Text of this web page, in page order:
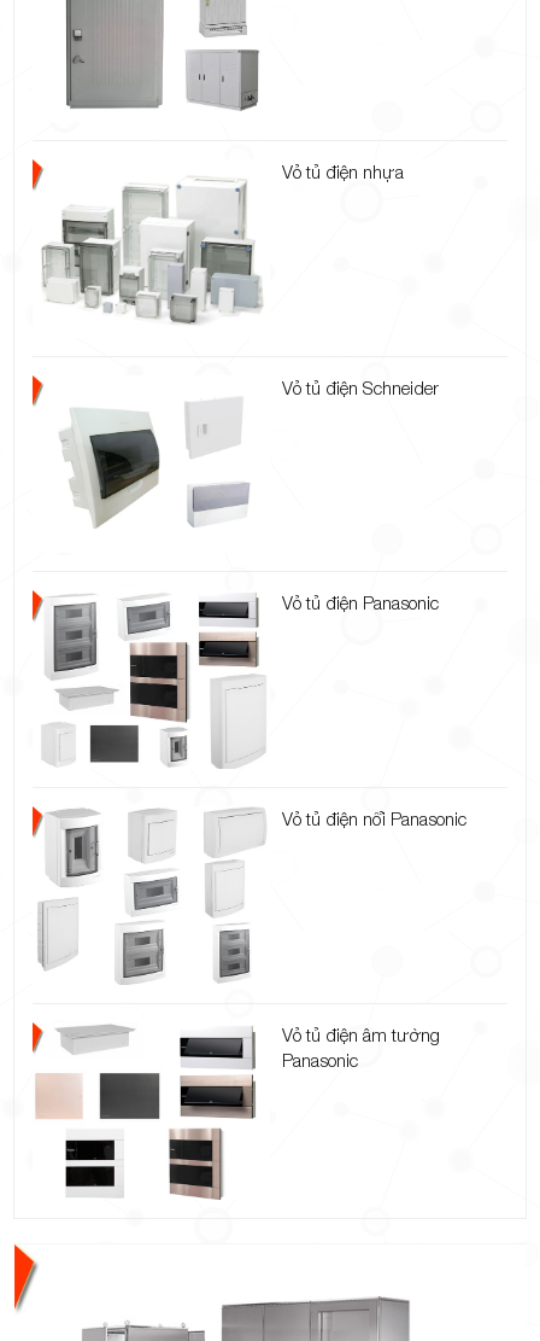
Vỏ tủ điện nhựa
Vỏ tủ điện Schneider
Vỏ tủ điện Panasonic
Vỏ tủ điện nổi Panasonic
Vỏ tủ điện âm tường
Panasonic